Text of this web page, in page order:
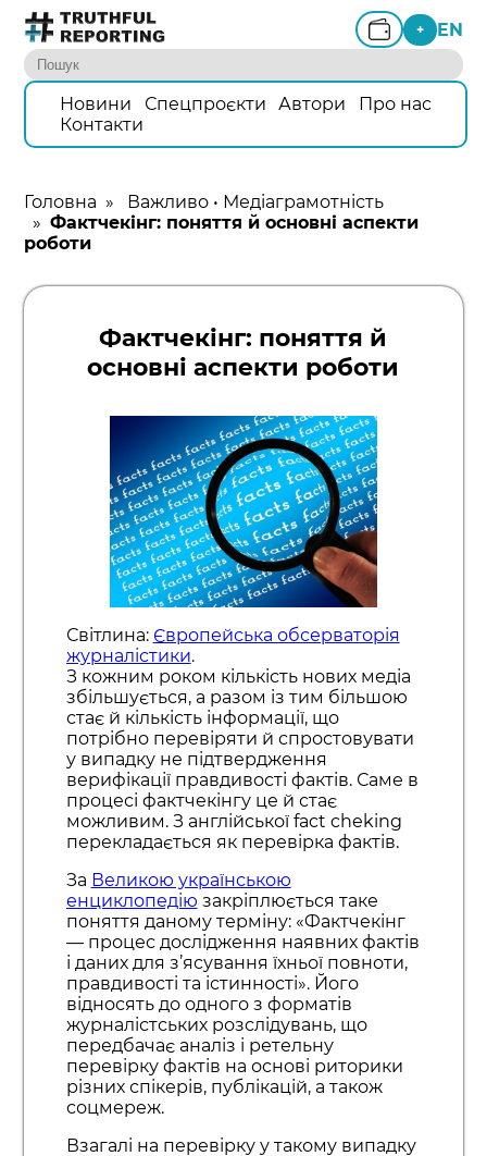
+ EN
Новини Спецпроєкти Автори
Про нас
Контакти
Головна » Важливо • Медіаграмотність
»Фактчекінг: поняття й основні аспекти
роботи
Фактчекінг: поняття й
основні аспекти роботи
Світлина: Європейська обсерваторія
журналістики.
З кожним роком кількість нових медіа
збільшується, а разом із тим більшою
стає й кількість інформації, що
потрібно перевіряти й спростовувати
у випадку не підтвердження
верифікації правдивості фактів. Саме в
процесі фактчекінгу це й стає
можливим. З англійської fact cheking
перекладається як перевірка фактів.
За Великою українською
енциклопедію закріплюється таке
поняття даному терміну: «Фактчекінг
— процес дослідження наявних фактів
і даних для з’ясування їхньої повноти,
правдивості та істинності». Його
відносять до одного з форматів
журналістських розслідувань, що
передбачає аналіз і ретельну
перевірку фактів на основі риторики
різних спікерів, публікацій, а також
соцмереж.
Взагалі на перевірку у такому випадку